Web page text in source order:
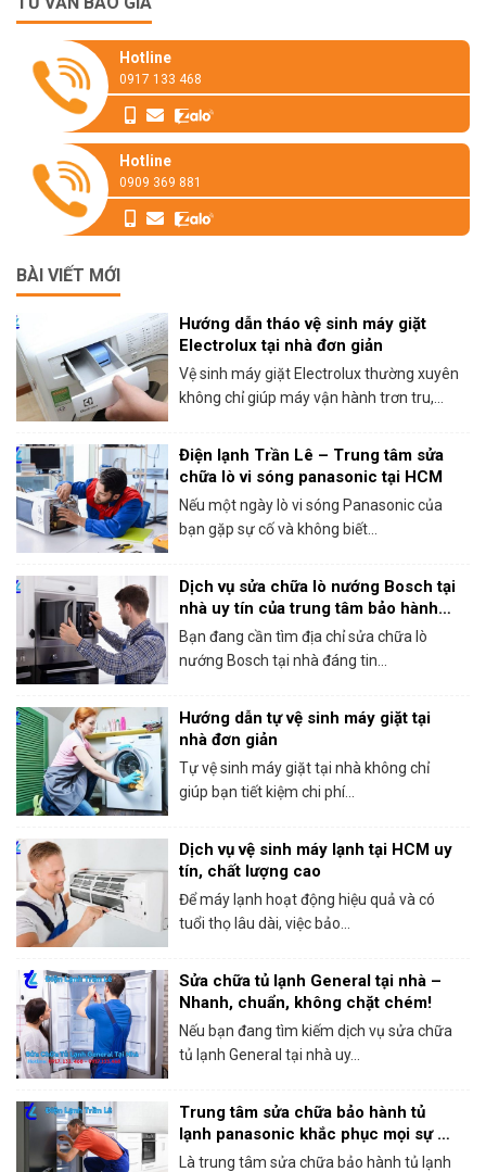
Hotline
0917 133 468
Hotline
0909 369 881
BÀI VIẾT MỚI
Hướng dẫn tháo vệ sinh máy giặt
Electrolux tại nhà đơn giản
Vệ sinh máy giặt Electrolux thường xuyên
không chỉ giúp máy vận hành trơn tru,...
Điện lạnh Trần Lê – Trung tâm sửa
chữa lò vi sóng panasonic tại HCM
Nếu một ngày lò vi sóng Panasonic của
bạn gặp sự cố và không biết...
Dịch vụ sửa chữa lò nướng Bosch tại
nhà uy tín của trung tâm bảo hành
Bosch tại HCM
Bạn đang cần tìm địa chỉ sửa chữa lò
nướng Bosch tại nhà đáng tin...
Hướng dẫn tự vệ sinh máy giặt tại
nhà đơn giản
Tự vệ sinh máy giặt tại nhà không chỉ
giúp bạn tiết kiệm chi phí...
Dịch vụ vệ sinh máy lạnh tại HCM uy
tín, chất lượng cao
Để máy lạnh hoạt động hiệu quả và có
tuổi thọ lâu dài, việc bảo...
Sửa chữa tủ lạnh General tại nhà –
Nhanh, chuẩn, không chặt chém!
Nếu bạn đang tìm kiếm dịch vụ sửa chữa
tủ lạnh General tại nhà uy...
Trung tâm sửa chữa bảo hành tủ
lạnh panasonic khắc phục mọi sự cố
trong 1 lần gọi
Là trung tâm sửa chữa bảo hành tủ lạnh